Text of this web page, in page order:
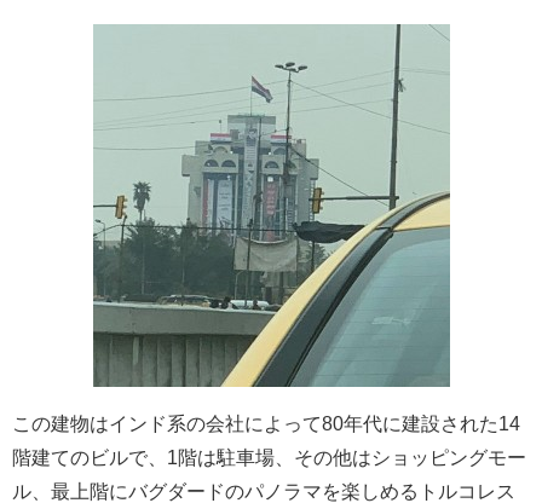
この建物はインド系の会社によって80年代に建設された14
階建てのビルで、1階は駐車場、その他はショッピングモー
ル、最上階にバグダードのパノラマを楽しめるトルコレス